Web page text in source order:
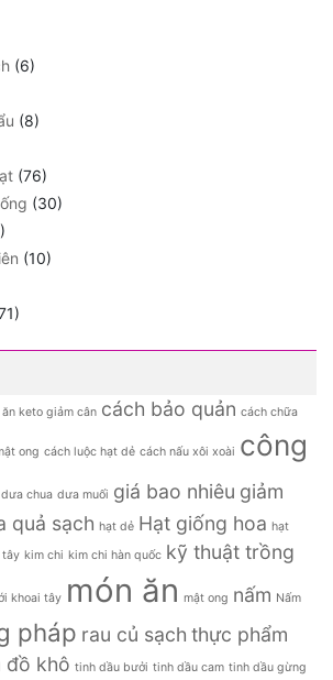
(6)
(8)
(76)
(30)
(10)
keto giảm cân cách bảo quản cách chữa
ong cách luộc hạt dẻ cách nấu xôi xoài công
dưa chua dưa muối giá bao nhiêu giảm
quả sạch hạt dẻ Hạt giống hoa hạt
tây kim chi kim chi hàn quốc kỹ thuật trồng
khoai tây món ăn mật ong nấm Nấm
pháp rau củ sạch thực phẩm
đồ khô tinh dầu bưởi tinh dầu cam tinh dầu gừng